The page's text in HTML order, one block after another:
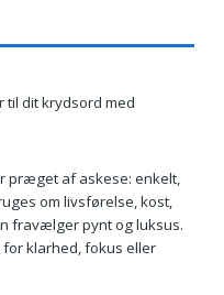
til dit krydsord med
præget af askese: enkelt,
om livsførelse, kost,
fravælger pynt og luksus.
klarhed, fokus eller